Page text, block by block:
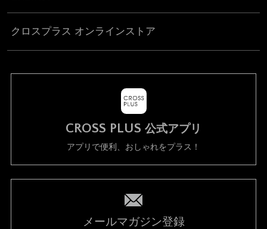
クロスプラス オンラインストア
CROSS PLUS 公式アプリ
アプリで便利、おしゃれをプラス！
メールマガジン登録